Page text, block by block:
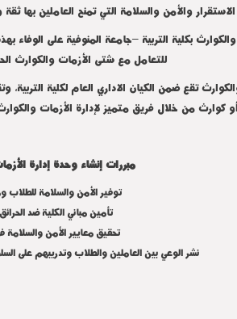
والأمن والسلامة التي تمنح العاملين بها ثقة
بكلية التربية –جامعة المنوفية على
للتعامل مع شتى الأزمات والكوارث
تقع ضمن الكيان الاداري العام لكلية
من خلال فريق متميز لإدارة الأزمات
مبررات إنشاء وحدة إدارة
توفير الأمن والسلامة للطلاب
تأمين مباني الكلية ضد
تحقيق معايير الأمن
نشر الوعي بين العاملين والطلاب وتدريبهم على